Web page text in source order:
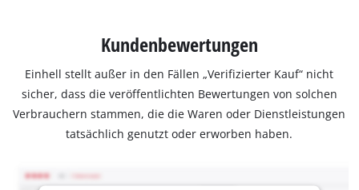
Kundenbewertungen
Einhell stellt außer in den Fällen „Verifizierter Kauf“ nicht
sicher, dass die veröffentlichten Bewertungen von solchen
Verbrauchern stammen, die die Waren oder Dienstleistungen
tatsächlich genutzt oder erworben haben.